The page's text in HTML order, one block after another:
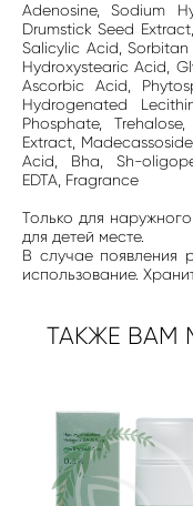
Adenosine, Sodium
Drumstick Seed
Salicylic Acid, Sorbitan
Hydroxystearic Acid,
Ascorbic Acid,
Hydrogenated
Phosphate,
Extract,
Acid, Bha, Sh-
EDTA, Fragrance
Только для
для детей месте.
В случае появления
использование.
ТАКЖЕ ВАМ